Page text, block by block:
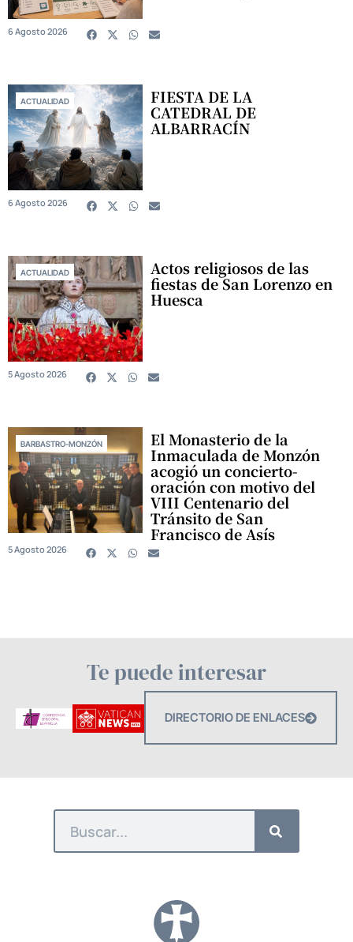
6 Agosto 2026
ACTUALIDAD FIESTA DE LA
CATEDRAL DE
ALBARRACÍN
6 Agosto 2026
ACTUALIDAD Actos religiosos de las
fiestas de San Lorenzo en
Huesca
5 Agosto 2026
BARBASTRO-MONZÓN El Monasterio de la
Inmaculada de Monzón
acogió un concierto-
oración con motivo del
VIII Centenario del
Tránsito de San
Francisco de Asís
5 Agosto 2026
Te puede interesar
DIRECTORIO DE ENLACES